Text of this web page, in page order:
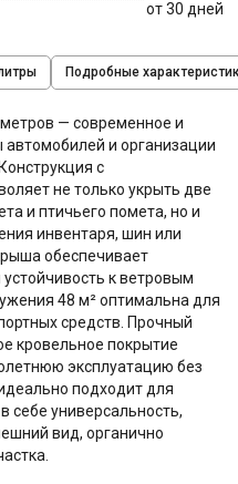
от 30 дней
Подробные
— современное и
и организации
с
не только укрыть две
и птичьего помета, но и
инвентаря, шин или
обеспечивает
к ветровым
48 м² оптимальна для
средств. Прочный
кровельное покрытие
эксплуатацию без
подходит для
себе универсальность,
вид, органично